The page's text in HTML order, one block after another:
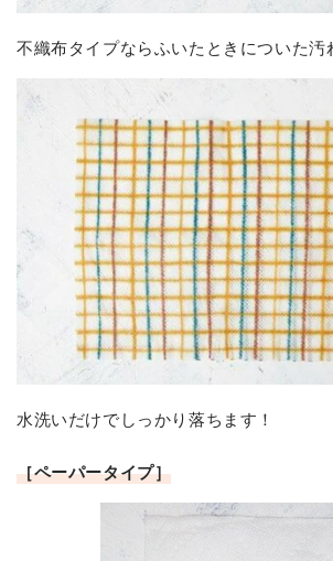
不織布タイプならふいたときについた
水洗いだけでしっかり落ちます！
［ペーパータイプ］